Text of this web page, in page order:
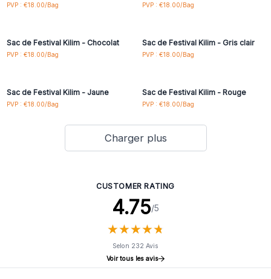
PVP : €18.00/Bag PVP : €18.00/Bag
Connectez-vous ou
Sac de Festival Kilim - Chocolat
PVP : €18.00/Bag
Connectez-vous ou
Sac de Festival Kilim - Gris clair
PVP : €18.00/Bag
Connectez-vous ou
Sac de Festival Kilim - Jaune
PVP : €18.00/Bag
Connectez-vous ou
Sac de Festival Kilim - Rouge
PVP : €18.00/Bag
Charger plus
CUSTOMER RATING
4.75/5
★★★★★
★★★★★
Selon 232 Avis
Voir tous les avis